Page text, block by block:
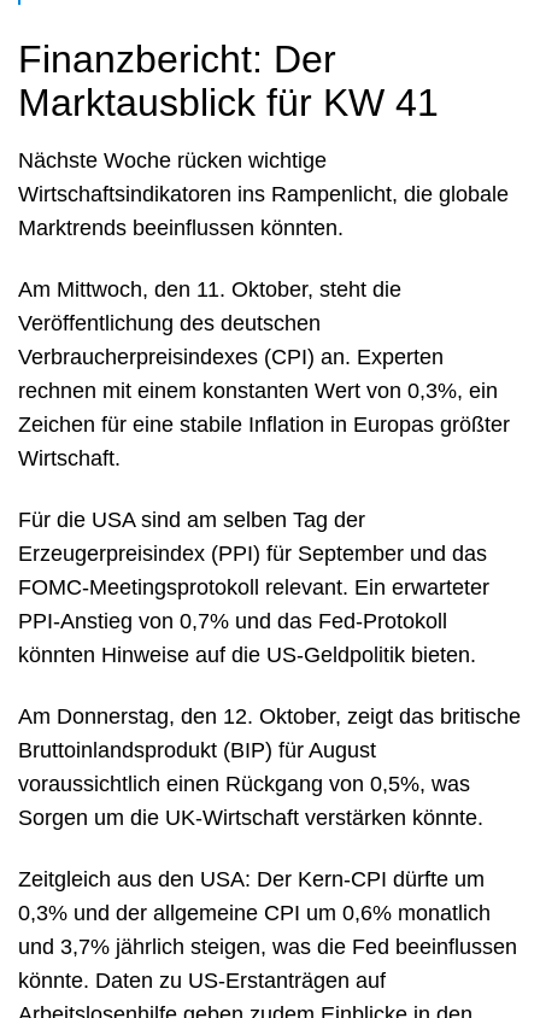
Finanzbericht: Der
Marktausblick für KW 41
Nächste Woche rücken wichtige
Wirtschaftsindikatoren ins Rampenlicht, die globale
Marktrends beeinflussen könnten.
Am Mittwoch, den 11. Oktober, steht die
Veröffentlichung des deutschen
Verbraucherpreisindexes (CPI) an. Experten
rechnen mit einem konstanten Wert von 0,3%, ein
Zeichen für eine stabile Inflation in Europas größter
Wirtschaft.
Für die USA sind am selben Tag der
Erzeugerpreisindex (PPI) für September und das
FOMC-Meetingsprotokoll relevant. Ein erwarteter
PPI-Anstieg von 0,7% und das Fed-Protokoll
könnten Hinweise auf die US-Geldpolitik bieten.
Am Donnerstag, den 12. Oktober, zeigt das britische
Bruttoinlandsprodukt (BIP) für August
voraussichtlich einen Rückgang von 0,5%, was
Sorgen um die UK-Wirtschaft verstärken könnte.
Zeitgleich aus den USA: Der Kern-CPI dürfte um
0,3% und der allgemeine CPI um 0,6% monatlich
und 3,7% jährlich steigen, was die Fed beeinflussen
könnte. Daten zu US-Erstanträgen auf